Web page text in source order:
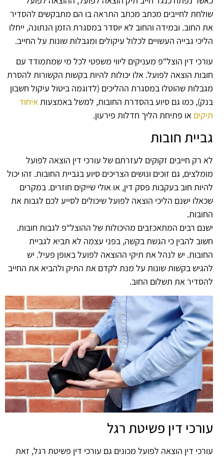
שולחת לחייבים מכתב מכתב התראה בו הם מתבקשים להסדיר
את החוב. ובמידה והחוב לא יוסדר במסגרת הזמן הנתונה, ייחלו
הליכי גבייה העשויים לכלול עיקולים ומגבלות שונות על החייב.
עורכי דין הוצל“פ מעניקים ליווי משפטי לכל מי שמתמודד עם
חובות הוצאה לפועל. אלו יכולות להיות בקשות הקשורות להסרת
מגבלות שהוטלו במסגרת ההליכים (לדוגמה ביטול עיקול חשבון
בנק), כמו גם סיוע בהסדרת החובות, למשל באמצעותאיחוד
תיקים או פתיחת הליך חדלות פירעון.
גביית חובות
לא רק חייבים זקוקים לעזרתם של עורכי דין הוצאה לפועל
מומלצים, גם זוכים ונושים הצריכים סיוע בגביית החובות. זהו יכול
להיות חוב בעקבות פסק דין, או אולי שייקים חוזרים. במקרים
שכאלו ישנם הליכי הוצאה לפועל שיכולים לסייע לכם לגבות את
החובות.
ישנם רבים המתאכזבים מהיכולות של ההוצל“פ לגבות חובות.
חשוב להבין כי הגשת בקשה, בפני עצמה לא תביא לגביית
החובות. יש לנהל את תיקי ההוצאה לפועל באופן פעיל. יש
להגיש בקשות שונות על מנת לקדם את התיק ולהביא את החייב
להסדיר את תשלום החוב.
עורכי דין פשיטת רגל
עורכי דין הוצאה לפועל מכונים גם עורכי דין פשיטת רגל, זאת